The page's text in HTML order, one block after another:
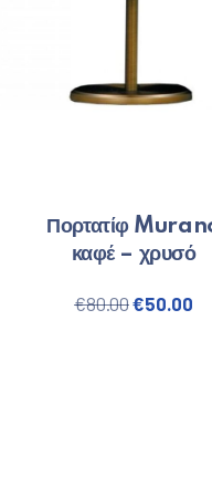
€30.00.
Πορτατίφ
καφέ – χρυσό
€80.00Original
€50.00